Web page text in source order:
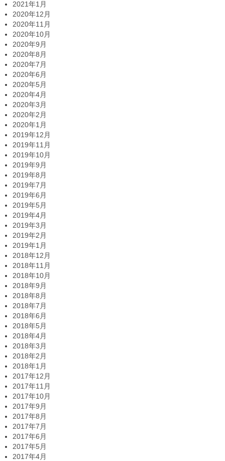
2021年1月
2020年12月
2020年11月
2020年10月
2020年9月
2020年8月
2020年7月
2020年6月
2020年5月
2020年4月
2020年3月
2020年2月
2020年1月
2019年12月
2019年11月
2019年10月
2019年9月
2019年8月
2019年7月
2019年6月
2019年5月
2019年4月
2019年3月
2019年2月
2019年1月
2018年12月
2018年11月
2018年10月
2018年9月
2018年8月
2018年7月
2018年6月
2018年5月
2018年4月
2018年3月
2018年2月
2018年1月
2017年12月
2017年11月
2017年10月
2017年9月
2017年8月
2017年7月
2017年6月
2017年5月
2017年4月